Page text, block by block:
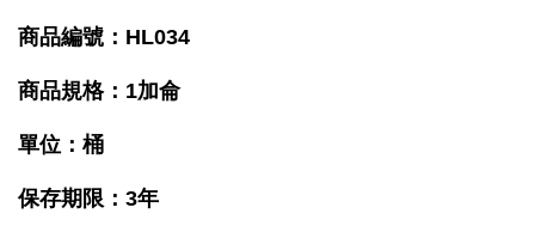
商品編號：HL034
商品規格：1加侖
單位：桶
保存期限：3年